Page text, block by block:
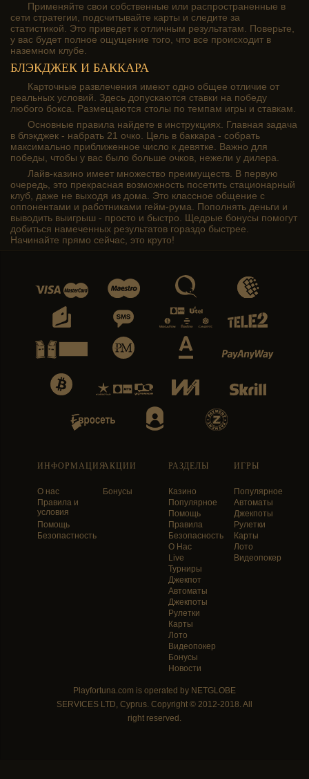
Применяйте свои собственные или распространенные в
сети стратегии, подсчитывайте карты и следите за
статистикой. Это приведет к отличным результатам. Поверьте,
у вас будет полное ощущение того, что все происходит в
наземном клубе.
БЛЭКДЖЕК И БАККАРА
Карточные развлечения имеют одно общее отличие от
реальных условий. Здесь допускаются ставки на победу
любого бокса. Размещаются столы по темпам игры и ставкам.
Основные правила найдете в инструкциях. Главная задача
в блэкджек - набрать 21 очко. Цель в баккара - собрать
максимально приближенное число к девятке. Важно для
победы, чтобы у вас было больше очков, нежели у дилера.
Лайв-казино имеет множество преимуществ. В первую
очередь, это прекрасная возможность посетить стационарный
клуб, даже не выходя из дома. Это классное общение с
оппонентами и работниками гейм-рума. Пополнять деньги и
выводить выигрыш - просто и быстро. Щедрые бонусы помогут
добиться намеченных результатов гораздо быстрее.
Начинайте прямо сейчас, это круто!
ИНФОРМАЦИЯ
О нас
Правила и
условия
Помощь
Безопастность
АКЦИИ
Бонусы
РАЗДЕЛЫ
Казино
Популярное
Помощь
Правила
Безопасность
О Нас
Live
Турниры
Джекпот
Автоматы
Джекпоты
Рулетки
Карты
Лото
Видеопокер
Бонусы
Новости
ИГРЫ
Популярное
Автоматы
Джекпоты
Рулетки
Карты
Лото
Видеопокер
Playfortuna.com is operated by NETGLOBE
SERVICES LTD, Cyprus. Copyright © 2012-2018. All
right reserved.